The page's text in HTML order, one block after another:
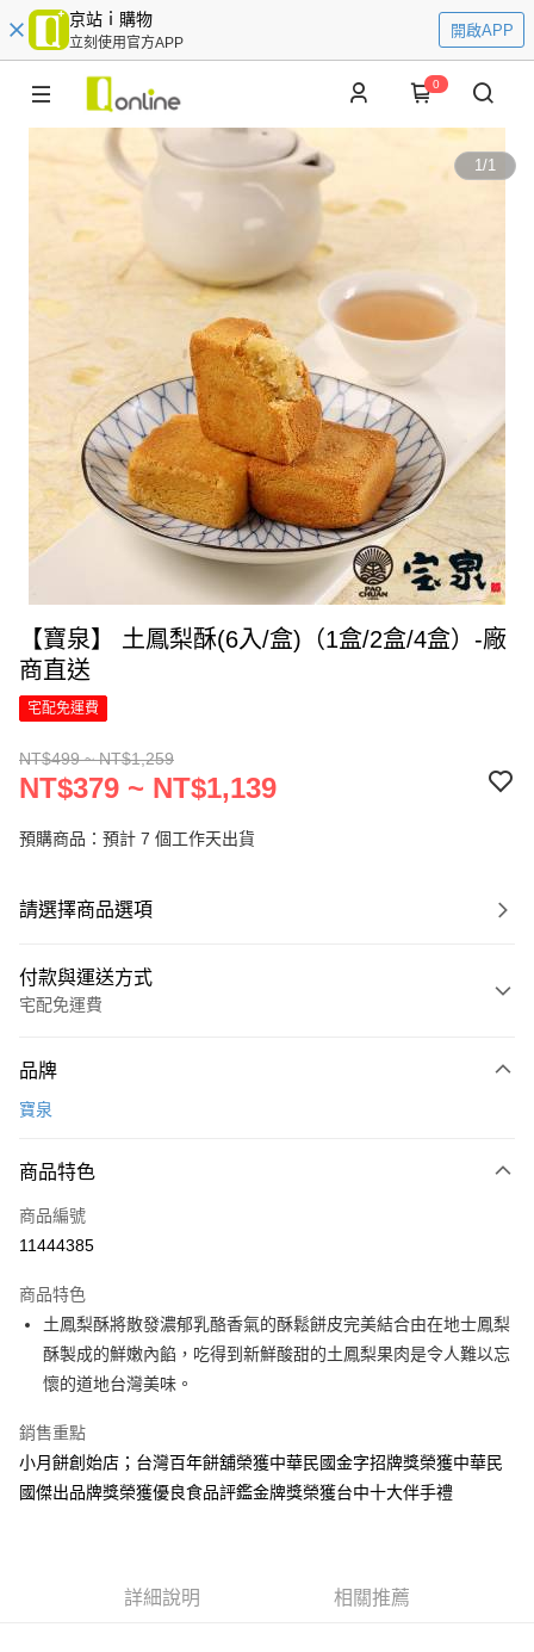
京站ｉ購物
立刻使用官方APP
開啟APP
0
1/1
【寶泉】 土鳳梨酥(6入/盒)（1盒/2盒/4盒）-廠
商直送
宅配免運費
NT$499 ~ NT$1,259
NT$379 ~ NT$1,139
預購商品：預計 7 個工作天出貨
請選擇商品選項
付款與運送方式
宅配免運費
信用卡一次付款
Apple Pay
街口支付
Google Pay
全盈+PAY
大哥付你分期
相關說明
1.本服務由台灣大哥大提供，台灣大哥大用戶可立即使用無須另外申請。
2.付款方式選擇「大哥付你分期」，訂單成立後會自動跳轉到大哥付的交易
消。如遇「轉專審核」未通過狀況，表示未達大哥付你分期系統評分，恕無
AFTEE先享後付
相關說明
１．簡單：不需註冊會員、不需綁卡、不需儲值。
２．便利：只要手機號碼，簡訊認證，即可結帳。
品牌
寶泉
商品特色
商品編號
11444385
商品特色
土鳳梨酥將散發濃郁乳酪香氣的酥鬆餅皮完美結合由在地士鳳梨
酥製成的鮮嫩內餡，吃得到新鮮酸甜的土鳳梨果肉是令人難以忘
懷的道地台灣美味。
銷售重點
小月餅創始店；台灣百年餅舖榮獲中華民國金字招牌獎榮獲中華民
國傑出品牌獎榮獲優良食品評鑑金牌獎榮獲台中十大伴手禮
詳細說明 相關推薦